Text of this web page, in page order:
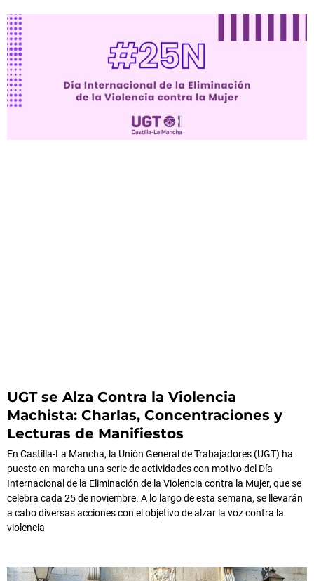
UGT se Alza Contra la Violencia
Machista: Charlas, Concentraciones y
Lecturas de Manifiestos
En Castilla-La Mancha, la Unión General de Trabajadores (UGT) ha
puesto en marcha una serie de actividades con motivo del Día
Internacional de la Eliminación de la Violencia contra la Mujer, que se
celebra cada 25 de noviembre. A lo largo de esta semana, se llevarán
a cabo diversas acciones con el objetivo de alzar la voz contra la
violencia